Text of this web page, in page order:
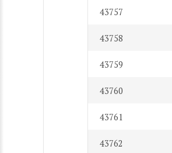
43757
43758
43759
43760
43761
43762